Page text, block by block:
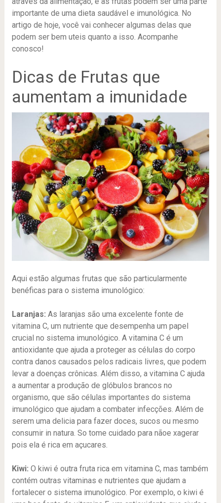
importante de uma dieta saudável e imunológica. No
artigo de hoje, você vai conhecer algumas delas que
podem ser bem uteis quanto a isso. Acompanhe
conosco!
Dicas de Frutas que
aumentam a imunidade
Aqui estão algumas frutas que são particularmente
benéficas para o sistema imunológico:
Laranjas: As laranjas são uma excelente fonte de
vitamina C, um nutriente que desempenha um papel
crucial no sistema imunológico. A vitamina C é um
antioxidante que ajuda a proteger as células do corpo
contra danos causados pelos radicais livres, que podem
levar a doenças crônicas. Além disso, a vitamina C ajuda
a aumentar a produção de glóbulos brancos no
organismo, que são células importantes do sistema
imunológico que ajudam a combater infecções. Além de
serem uma delicia para fazer doces, sucos ou mesmo
consumir in natura. So tome cuidado para nãoe xagerar
pois ela é rica em açucares.
Kiwi: O kiwi é outra fruta rica em vitamina C, mas também
contém outras vitaminas e nutrientes que ajudam a
fortalecer o sistema imunológico. Por exemplo, o kiwi é